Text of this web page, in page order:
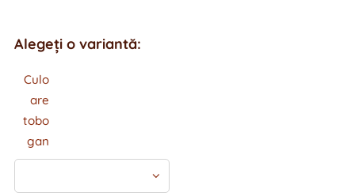
Alegeți o variantă:
Culo
are
tobo
gan